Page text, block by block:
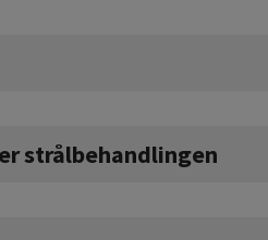
strålbehandlingen